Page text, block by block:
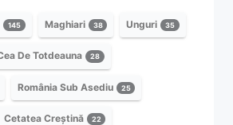
145 Maghiari 38 Unguri 35
De Totdeauna 28
România Sub Asediu 25
Cetatea Creștină 22